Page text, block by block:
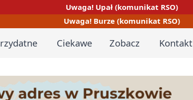
Uwaga! Upał (komunikat RSO)
Uwaga! Burze (komunikat RSO)
Ciekawe Zobacz Kontakt